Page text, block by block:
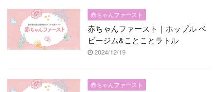
赤ちゃんファースト
赤ちゃんファースト｜ホップル ベ
ビージム&ことことラトル
2024/12/19
赤ちゃんファースト